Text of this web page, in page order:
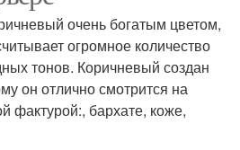
очень богатым цветом,
огромное количество
тонов. Коричневый создан
он отлично смотрится на
фактурой:, бархате, коже,